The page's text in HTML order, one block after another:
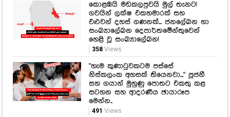
කොළඹයි මඩකලපුවයි මුල් තැනට!
ගවයින් ලක්ෂ එකහමාරක් සහ
එළුවන් දහස් ගණනක්... ජනලේඛන හා
සංඛ්‍යාලේඛන දෙපාර්තමේන්තුවෙන්
හෙළි වූ සංඛ්‍යාලේඛන!
358Views
"හැම කුණාටුවකටම පස්සේ
නිස්කලංක අහසක් තියෙනවා..." පූජනී
සහ ගයාන් මුහුණු පොතට එකතු කළ
සටහන සහ ආදරණීය ඡායාරූප
මෙන්න..
491 Views